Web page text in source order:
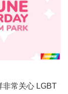
非常关心 LGBT